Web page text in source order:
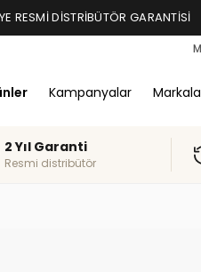
RESMI DISTRIBÜTÖR GARANTISI
Kampanyalar
2 Yıl Garanti
Resmi distribütör